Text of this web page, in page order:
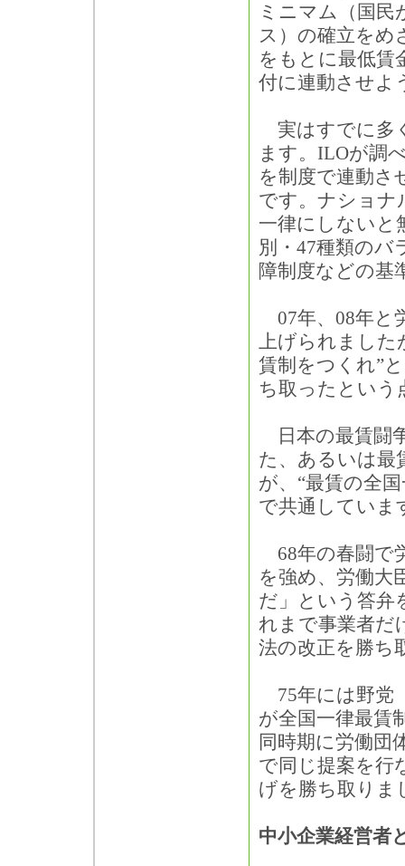
ミニマム（国民
ス）の確立をめ
をもとに最低賃
付に連動させよ
実はすでに多
ます。ILOが調
を制度で連動さ
です。ナショナ
一律にしないと
別・47種類のバ
障制度などの基
07年、08年と
上げられました
賃制をつくれ”
ち取ったという
日本の最賃闘
た、あるいは最
が、“最賃の全
で共通していま
68年の春闘で
を強め、労働大
だ」という答弁
れまで事業者だ
法の改正を勝ち
75年には野党
が全国一律最賃
同時期に労働団
で同じ提案を行
げを勝ち取りま
中小企業経営者